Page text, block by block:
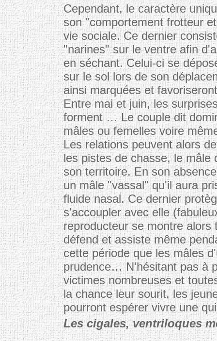
Cependant, le caractère
son "comportement frotteur
vie sociale. Ce dernier
"narines" sur le ventre afin
en séchant. Celui-ci se
sur le sol lors de son
ainsi marquées et
Entre mai et juin, les
forment … Le couple dit
mâles ou femelles voire
Les relations peuvent alors
les pistes de chasse, le mâle
son territoire. En son
un mâle "vassal" qu'il aura
fluide nasal. Ce dernier
s'accoupler avec elle
reproducteur se montre
défend et assiste même
cette période que les mâles
prudence… N'hésitant pas à
victimes nombreuses et
la chance leur sourit, les
pourront espérer vivre une
Les cigales, ventriloques